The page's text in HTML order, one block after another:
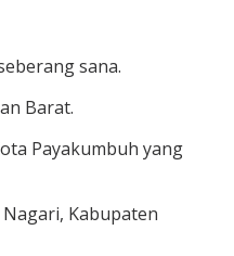
sana.
Barat.
Payakumbuh yang
Kabupaten